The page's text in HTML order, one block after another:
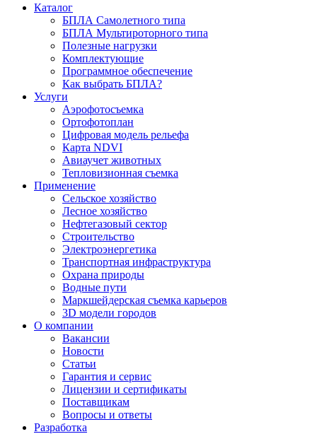
Каталог
БПЛА Самолетного типа
БПЛА Мультироторного типа
Полезные нагрузки
Комплектующие
Программное обеспечение
Как выбрать БПЛА?
Услуги
Аэрофотосъемка
Ортофотоплан
Цифровая модель рельефа
Карта NDVI
Авиаучет животных
Тепловизионная съемка
Применение
Сельское хозяйство
Лесное хозяйство
Нефтегазовый сектор
Строительство
Электроэнергетика
Транспортная инфраструктура
Охрана природы
Водные пути
Маркшейдерская съемка карьеров
3D модели городов
О компании
Вакансии
Новости
Статьи
Гарантия и сервис
Лицензии и сертификаты
Поставщикам
Вопросы и ответы
Разработка